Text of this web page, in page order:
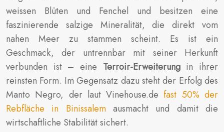
weissen Blüten und Fenchel und besitzen eine
faszinierende salzige Mineralität, die direkt vom
nahen Meer zu stammen scheint. Es ist ein
Geschmack, der untrennbar mit seiner Herkunft
verbunden ist – eine Terroir-Erweiterungin ihrer
reinsten Form. Im Gegensatz dazu steht der Erfolg des
Manto Negro, der laut Vinehouse.defast 50% der
Rebfläche in Binissalemausmacht und damit die
wirtschaftliche Stabilität sichert.